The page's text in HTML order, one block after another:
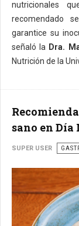
nutricionales
recomendado
garantice su
señaló la Dra.
Nutrición de la
sano en
SUPER USER